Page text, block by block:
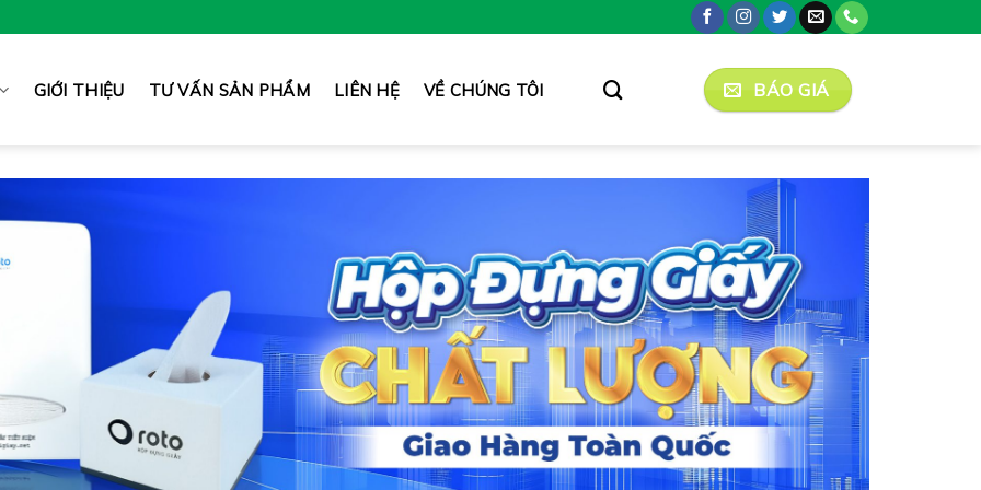
GIỚI THIỆU TƯ VẤN SẢN PHẨM LIÊN HỆ VỀ CHÚNG TÔI BÁO GIÁ